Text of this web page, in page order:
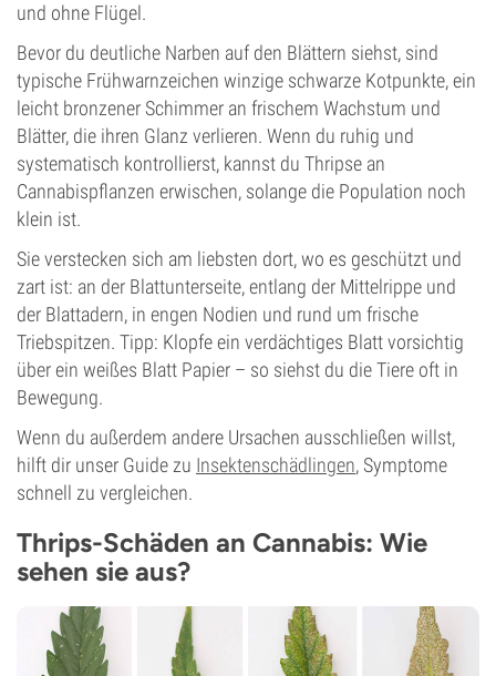
und ohne Flügel.
Bevor du deutliche Narben auf den Blättern siehst, sind
typische Frühwarnzeichen winzige schwarze Kotpunkte, ein
leicht bronzener Schimmer an frischem Wachstum und
Blätter, die ihren Glanz verlieren. Wenn du ruhig und
systematisch kontrollierst, kannst du Thripse an
Cannabispflanzen erwischen, solange die Population noch
klein ist.
Sie verstecken sich am liebsten dort, wo es geschützt und
zart ist: an der Blattunterseite, entlang der Mittelrippe und
der Blattadern, in engen Nodien und rund um frische
Triebspitzen. Tipp: Klopfe ein verdächtiges Blatt vorsichtig
über ein weißes Blatt Papier – so siehst du die Tiere oft in
Bewegung.
Wenn du außerdem andere Ursachen ausschließen willst,
hilft dir unser Guide zu Insektenschädlingen, Symptome
schnell zu vergleichen.
Thrips-Schäden an Cannabis: Wie
sehen sie aus?